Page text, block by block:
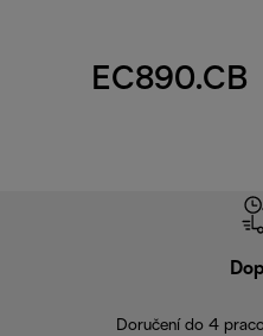
EC890.CB
Doručení do 4